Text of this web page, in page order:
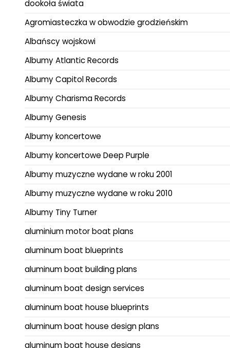
dookoła świata
Agromiasteczka w obwodzie grodzieńskim
Albańscy wojskowi
Albumy Atlantic Records
Albumy Capitol Records
Albumy Charisma Records
Albumy Genesis
Albumy koncertowe
Albumy koncertowe Deep Purple
Albumy muzyczne wydane w roku 2001
Albumy muzyczne wydane w roku 2010
Albumy Tiny Turner
aluminium motor boat plans
aluminum boat blueprints
aluminum boat building plans
aluminum boat design services
aluminum boat house blueprints
aluminum boat house design plans
aluminum boat house designs